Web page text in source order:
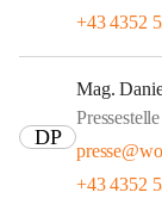
+43 4352
DP
Mag.
Pressestelle
+43 4352